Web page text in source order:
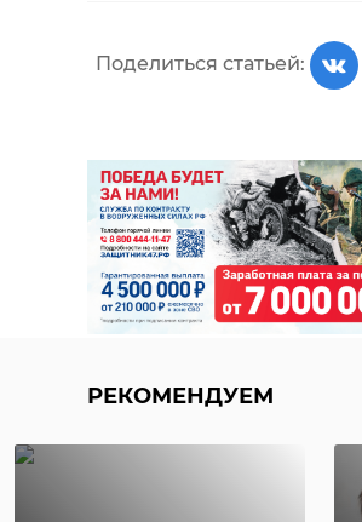
Поделиться статьей:
РЕКОМЕНДУЕМ